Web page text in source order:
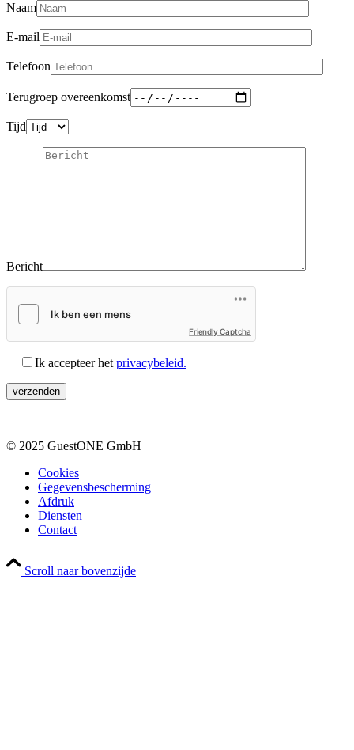
Naam
E-mail
Telefoon
Terugroep overeenkomst
Tijd
Bericht
Friendly Captcha
Ik accepteer het privacybeleid.
© 2025 GuestONE GmbH
Cookies
Gegevensbescherming
Afdruk
Diensten
Contact
Scroll naar bovenzijde